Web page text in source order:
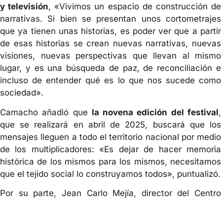
y televisión, «Vivimos un espacio de construcción de
narrativas. Si bien se presentan unos cortometrajes
que ya tienen unas historias, es poder ver que a partir
de esas historias se crean nuevas narrativas, nuevas
visiones, nuevas perspectivas que llevan al mismo
lugar, y es una búsqueda de paz, de reconciliación e
incluso de entender qué es lo que nos sucede como
sociedad».
Camacho añadió que la novena edición del festival,
que se realizará en abril de 2025, buscará que los
mensajes lleguen a todo el territorio nacional por medio
de los multiplicadores: «Es dejar de hacer memoria
histórica de los mismos para los mismos, necesitamos
que el tejido social lo construyamos todos», puntualizó.
Por su parte, Jean Carlo Mejía, director del Centro